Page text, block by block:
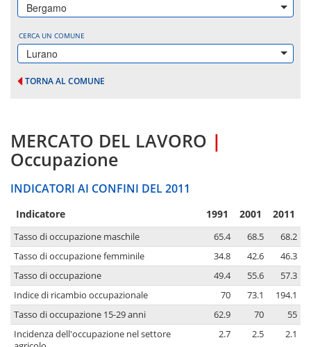
Bergamo
CERCA UN COMUNE
Lurano
TORNA AL COMUNE
MERCATO DEL LAVORO |
Occupazione
INDICATORI AI CONFINI DEL 2011
Indicatore 1991 2001 2011
Tasso di occupazione maschile 65.4 68.5
68.2
Tasso di occupazione femminile
34.8 42.6
46.3
Tasso di occupazione
49.4 55.6
57.3
Indice di ricambio occupazionale
70 73.1
194.1
Tasso di occupazione 15-29 anni
62.9 70
55
Incidenza dell'occupazione nel settore
2.7 2.5 2.1